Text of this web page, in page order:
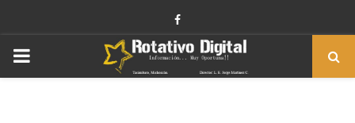
Facebook
PRIMARY